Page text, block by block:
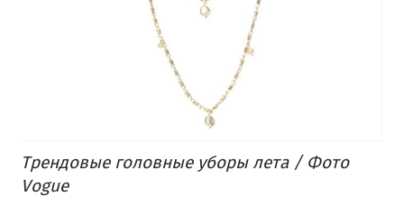
Трендовые головные уборы лета / Фото
Vogue